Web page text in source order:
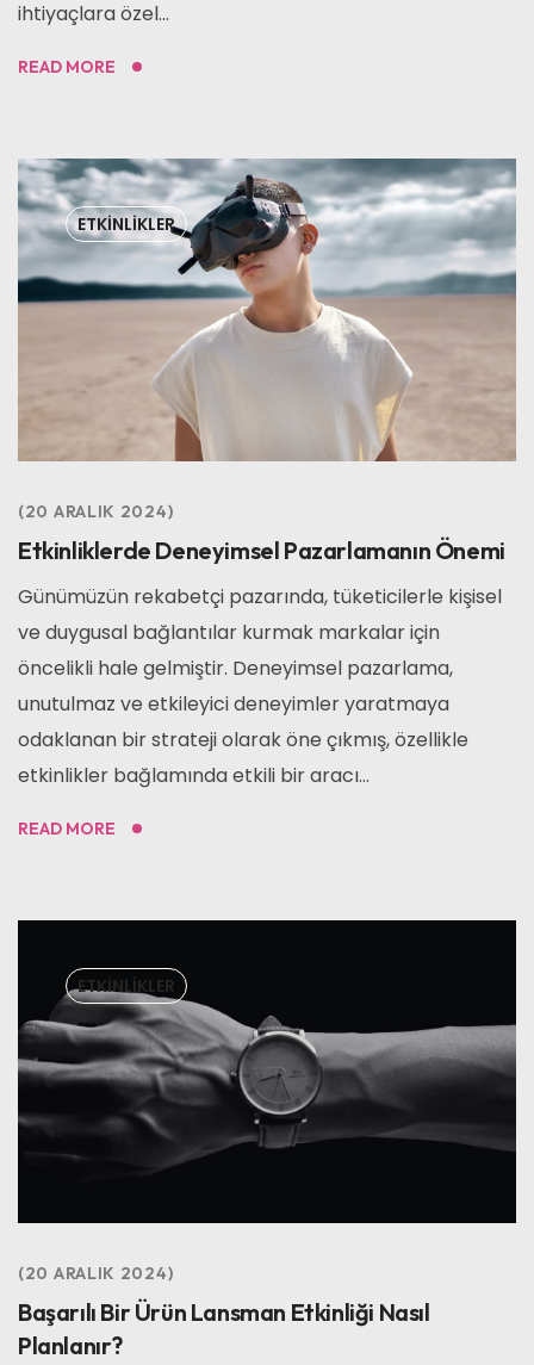
ihtiyaçlara özel...
READ MORE
ETKINLIKLER
20 ARALIK 2024
Etkinliklerde Deneyimsel Pazarlamanın Önemi
Günümüzün rekabetçi pazarında, tüketicilerle kişisel
ve duygusal bağlantılar kurmak markalar için
öncelikli hale gelmiştir. Deneyimsel pazarlama,
unutulmaz ve etkileyici deneyimler yaratmaya
odaklanan bir strateji olarak öne çıkmış, özellikle
etkinlikler bağlamında etkili bir aracı...
READ MORE
ETKINLIKLER
20 ARALIK 2024
Başarılı Bir Ürün Lansman Etkinliği Nasıl
Planlanır?